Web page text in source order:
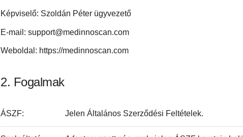
Képviselő: Szoldán Péter ügyvezető
E-mail: support@medinnoscan.com
Weboldal: https://medinnoscan.com
Fogalmak
ÁSZF: Jelen Általános Szerződési Feltételek.